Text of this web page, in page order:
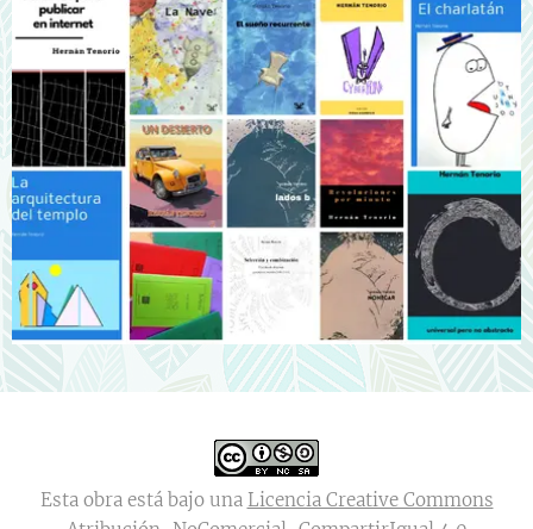
Esta obra está bajo una Licencia Creative Commons